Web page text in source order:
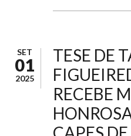
SET
01
2025
TESE DE
RECEBE